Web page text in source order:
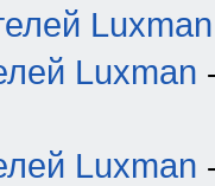
Luxman
Luxman
Luxman